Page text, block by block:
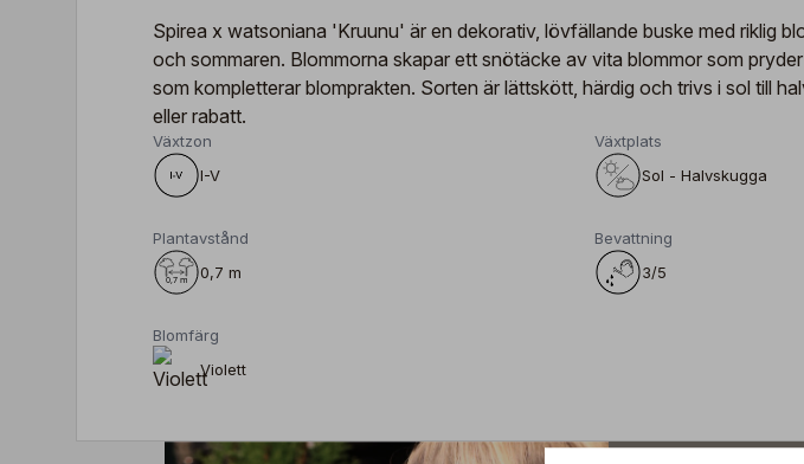
Spirea x watsoniana 'Kruunu' är en dekorativ, lövfällande buske med riklig
och sommaren. Blommorna skapar ett snötäcke av vita blommor som
som kompletterar blomprakten. Sorten är lättskött, härdig och trivs i sol till
eller rabatt.
Växtzon
I-V
Växtplats
Sol - Halvskugga
Plantavstånd
0,7 m
Bevattning
3/5
Blomfärg
Violett